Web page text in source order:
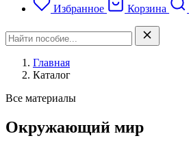
Избранное
Корзина
Главная
Каталог
Все материалы
Окружающий мир